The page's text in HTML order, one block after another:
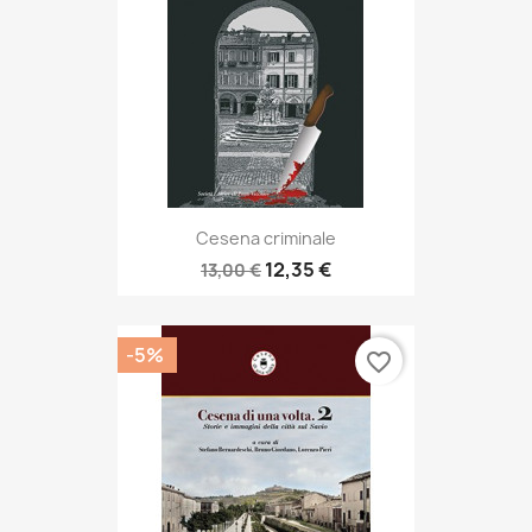
Cesena criminale
13,00 € 12,35 €
-5% favorite_border